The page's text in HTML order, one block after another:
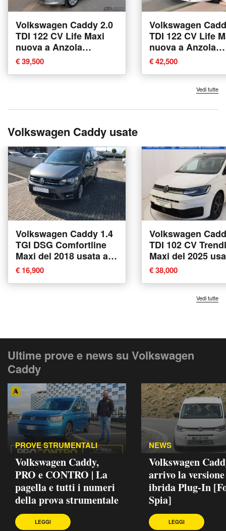
Volkswagen Caddy 2.0
TDI 122 CV Life Maxi
nuova a Anzola
dell'Emilia
€ 39,500
Volkswagen
TDI 122 CV Life
nuova a Anzola
dell'Emilia
€ 42,500
Vedi tutte
Volkswagen Caddy usate
Volkswagen Caddy 1.4
TGI DSG Comfortline
Maxi del 2018 usata a
Villorba
€ 16,900
Volkswagen
TDI 102 CV
Maxi del 2025
Massarosa
€ 38,000
Vedi tutte
Ultime prove e news su Volkswagen
Caddy
PROVE STRUMENTALI
Volkswagen Caddy,
PRO e CONTRO | La
pagella e tutti i numeri
della prova strumentale
LEGGI
NEWS
Volkswagen
arrivo la versione
ibrida Plug-In
Spia]
LEGGI